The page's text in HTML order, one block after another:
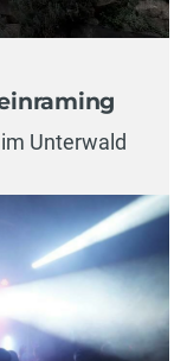
Unterwald